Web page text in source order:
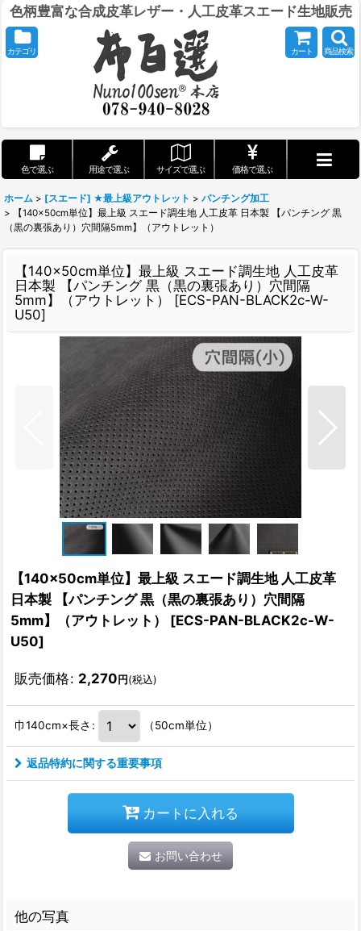
色柄豊富な合成皮革レザー・人工皮革スエード生地販売
カテゴリ カート 商品検索
色で選ぶ 用途で選ぶ サイズで選ぶ 価格で選ぶ
ホーム > [スエード] ★最上級アウトレット > パンチング加工
>
【140×50cm単位】最上級 スエード調生地 人工皮革 日本製 【パンチング 黒
（黒の裏張あり）穴間隔5mm】（アウトレット）
【140×50cm単位】最上級 スエード調生地 人工皮革
日本製 【パンチング 黒（黒の裏張あり）穴間隔
5mm】（アウトレット）
[ECS-PAN-BLACK2c-W-
U50]
【140×50cm単位】最上級 スエード調生地 人工皮革
日本製 【パンチング 黒（黒の裏張あり）穴間隔
5mm】（アウトレット）
[ECS-PAN-BLACK2c-W-
U50]
販売価格: 2,270円(税込)
巾140cm×長さ : （50cm単位）
返品特約に関する重要事項
カートに入れる
お問い合わせ
他の写真